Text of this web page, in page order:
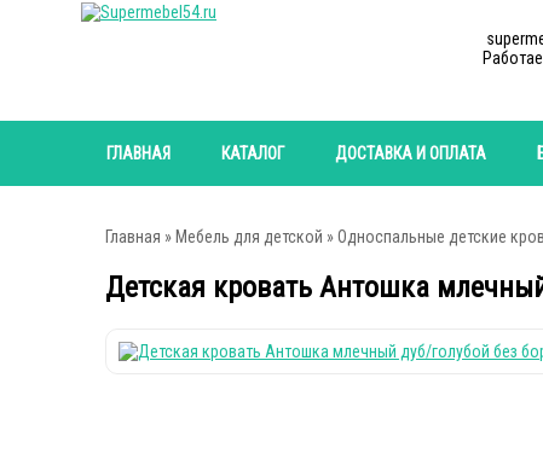
ГЛАВНАЯ КАТАЛОГ ДОСТАВКА И ОПЛАТА
Главная » Мебель для детской »Односпальные детские
Детская кровать Антошка